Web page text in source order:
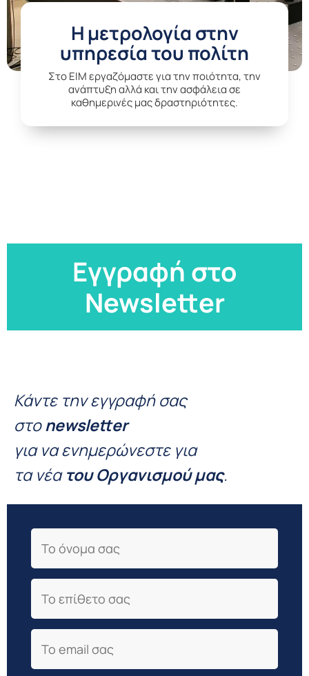
Η μετρολογία στην
υπηρεσία του πολίτη
Στο EIM εργαζόμαστε για την ποιότητα, την
ανάπτυξη αλλά και την ασφάλεια σε
καθημερινές μας δραστηριότητες.
Εγγραφή στο
Newsletter
Κάντε την εγγραφή σας
στοnewsletter
για να ενημερώνεστε για
τα νέατου Οργανισμού μας.